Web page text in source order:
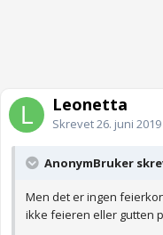
Leonetta
Skrevet26. juni 2019
AnonymBruker
Men det er ingen
ikke feieren eller gutten